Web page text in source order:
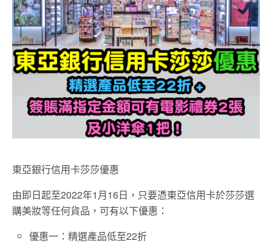
東亞銀行信用卡莎莎優惠
由即日起至2022年1月16日，只要憑東亞信用卡於莎莎選
購美妝等任何貨品，可有以下優惠：
優惠一：精選產品低至22折